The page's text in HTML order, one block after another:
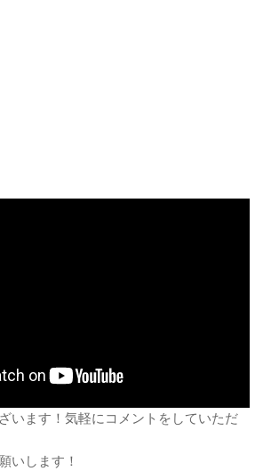
います！気軽にコメントをしていただ
いします！